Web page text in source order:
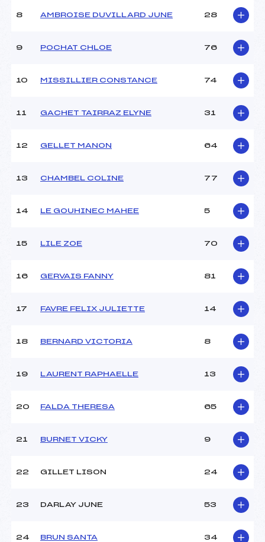
Ouvreurs A :
PACCARD (MB)
MONASTIRI (MB)
Ouvreurs D :
Météo :
41
Traceur :
BESNARD (MB)
DENERIAZ (MB)
MONASTIRI (MB)
Ouvreurs E :
Pénalité appliquée :
96.9100
8 AMBROISE DUVILLARD JUNE 28
9 POCHAT CHLOE 76
10 MISSILLIER CONSTANCE 74
11 GACHET TAIRRAZ ELYNE 31
12 GELLET MANON 64
13 CHAMBEL COLINE 77
14 LE GOUHINEC MAHEE 5
15 LILE ZOE 70
16 GERVAIS FANNY 81
17 FAVRE FELIX JULIETTE 14
18 BERNARD VICTORIA 8
19 LAURENT RAPHAELLE 13
20 FALDA THERESA 65
21 BURNET VICKY 9
22 GILLET LISON 24
23 DARLAY JUNE 53
24 BRUN SANTA 34